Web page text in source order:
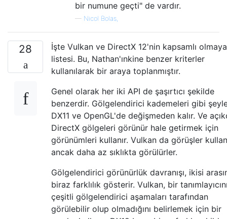
bir numune geçti" de vardır.
— Nicol Bolas,
28
İşte Vulkan ve DirectX 12'nin kapsamlı
listesi. Bu, Nathan'ınkine benzer kriterler
kullanılarak bir araya toplanmıştır.
Genel olarak her iki API de şaşırtıcı şekilde
benzerdir. Gölgelendirici kademeleri gibi
DX11 ve OpenGL'de değişmeden kalır. Ve
DirectX gölgeleri görünür hale getirmek için
görünümleri kullanır. Vulkan da görüşler
ancak daha az sıklıkta görülürler.
Gölgelendirici görünürlük davranışı, ikisi
biraz farklılık gösterir. Vulkan, bir
çeşitli gölgelendirici aşamaları tarafından
görülebilir olup olmadığını belirlemek için bir